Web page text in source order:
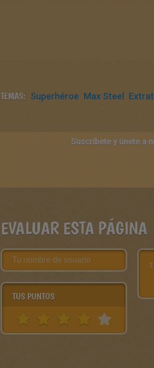
TEMAS: Superhéroe Max Steel
Suscríbete y únete a
EVALUAR ESTA PÁGINA
TUS PUNTOS